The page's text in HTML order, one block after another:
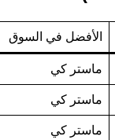
الأفضل في السوق
ماستر كي
ماستر كي
ماستر كي